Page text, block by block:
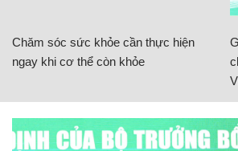
Chăm sóc sức khỏe cần thực hiện
ngay khi cơ thể còn khỏe